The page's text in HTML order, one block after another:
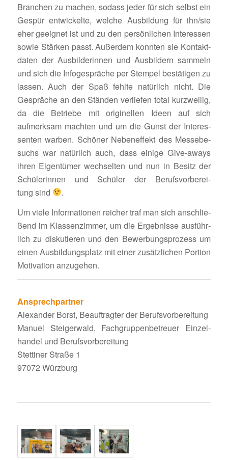
Bran­chen zu machen, sodass jeder für sich selbst ein
Gespür entwi­ckelte, welche Ausbil­dung für ihn/sie
eher geeignet ist und zu den persön­li­chen Inter­essen
sowie Stärken passt. Außerdem konnten sie Kontakt­
daten der Ausbil­de­rinnen und Ausbil­dern sammeln
und sich die Info­ge­spräche per Stempel bestä­tigen zu
lassen. Auch der Spaß fehlte natür­lich nicht. Die
Gespräche an den Ständen verliefen total kurz­weilig,
da die Betriebe mit origi­nellen Ideen auf sich
aufmerksam machten und um die Gunst der Inter­es­
senten warben. Schöner Neben­ef­fekt des Messe­be­
suchs war natür­lich auch, dass einige Give-aways
ihren Eigen­tümer wech­selten und nun in Besitz der
Schü­le­rinnen und Schüler der Berufs­vor­be­rei­
tung sind
.
Um viele Infor­ma­tionen reicher traf man sich anschlie­
ßend im Klas­sen­zimmer, um die Ergeb­nisse ausführ­
lich zu disku­tieren und den Bewer­bungs­pro­zess um
einen Ausbil­dungs­platz mit einer zusätz­li­chen Portion
Moti­va­tion anzugehen.
Ansprech­partner
Alex­ander Borst, Beauf­tragter der Berufsvorbereitung
Manuel Stei­ger­wald, Fach­grup­pen­be­treuer Einzel­
handel und Berufsvorbereitung
Stet­tiner Straße 1
97072 Würzburg